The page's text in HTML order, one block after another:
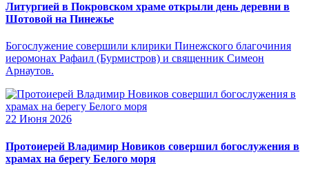
Литургией в Покровском храме открыли день деревни в
Шотовой на Пинежье
Богослужение совершили клирики Пинежского благочиния
иеромонах Рафаил (Бурмистров) и священник Симеон
Арнаутов.
22 Июня 2026
Протоиерей Владимир Новиков совершил богослужения в
храмах на берегу Белого моря